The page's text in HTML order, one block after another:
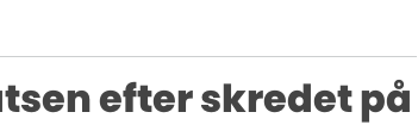
efter skredet på